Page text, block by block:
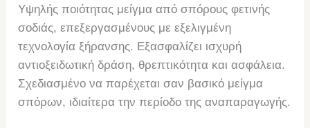
Υψηλής ποιότητας μείγμα από σπόρους φετινής
σοδιάς, επεξεργασμένους με εξελιγμένη
τεχνολογία ξήρανσης. Εξασφαλίζει ισχυρή
αντιοξειδωτική δράση, θρεπτικότητα και ασφάλεια.
Σχεδιασμένο να παρέχεται σαν βασικό μείγμα
σπόρων, ιδιαίτερα την περίοδο της αναπαραγωγής.